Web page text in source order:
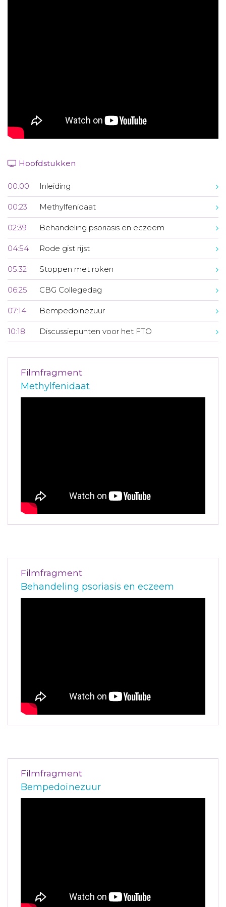
Hoofdstukken
00:00 Inleiding
00:23 Methylfenidaat
02:39 Behandeling psoriasis en eczeem
04:54 Rode gist rijst
05:32 Stoppen met roken
06:25 CBG Collegedag
07:14 Bempedoïnezuur
10:18 Discussiepunten voor het FTO
Filmfragment
Methylfenidaat
Filmfragment
Behandeling psoriasis en eczeem
Filmfragment
Bempedoïnezuur